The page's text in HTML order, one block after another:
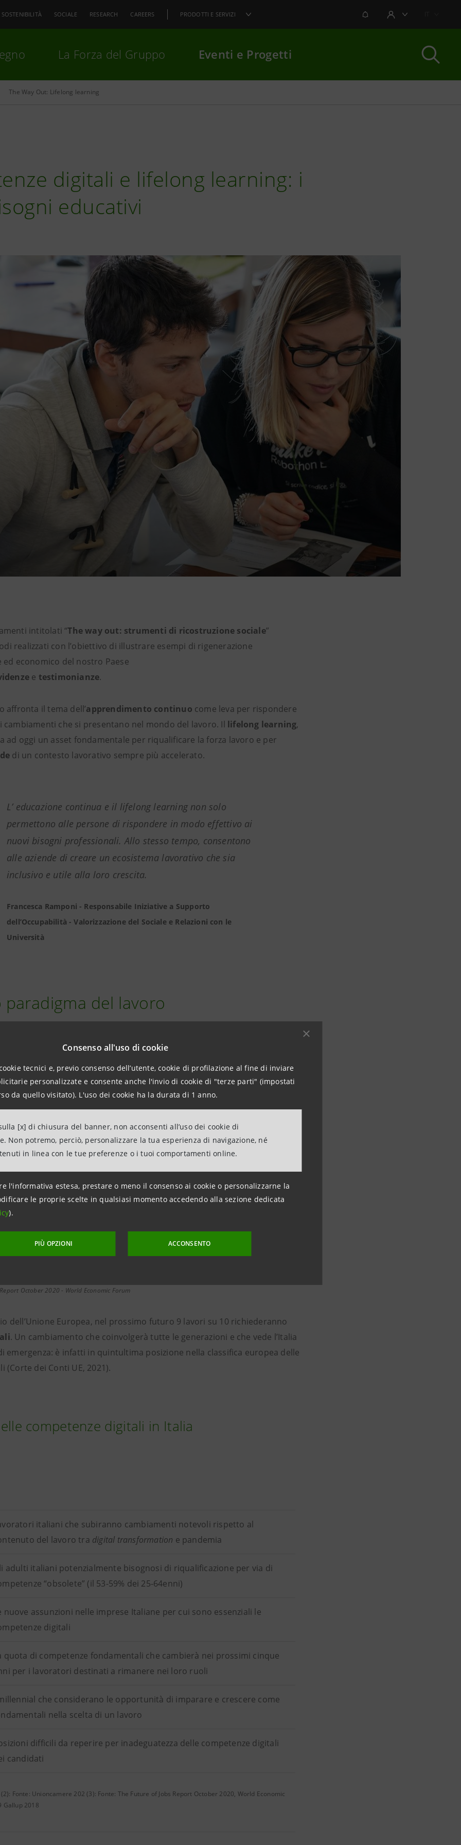
Consenso all'uso di cookie
tecnici e, previo consenso dell’utente, cookie di profilazione al fine di inviare
personalizzate e consente anche l'invio di cookie di "terze parti" (impostati
da quello visitato). L'uso dei cookie ha la durata di 1 anno.
[x] di chiusura del banner, non acconsenti all’uso dei cookie di
Non potremo, perciò, personalizzare la tua esperienza di navigazione, né
in linea con le tue preferenze o i tuoi comportamenti online.
l'informativa estesa, prestare o meno il consenso ai cookie o personalizzarne la
le proprie scelte in qualsiasi momento accedendo alla sezione dedicata
).
PIÙ OPZIONI ACCONSENTO
SOSTENIBILITÀ SOCIALE RESEARCH CAREERS PRODOTTI E SERVIZI NOTIFICHEAREA UTENTE
La Forza del Gruppo Eventi e Progetti
The Way Out: Lifelong learning
digitali e lifelong learning: i
educativi
intitolati “The way out: strumenti di ricostruzione sociale”
realizzati con l’obiettivo di illustrare esempi di rigenerazione
ed economico del nostro Paese
e testimonianze.
affronta il tema dell’apprendimento continuo come leva per rispondere
cambiamenti che si presentano nel mondo del lavoro. Il lifelong learning,
ad oggi un asset fondamentale per riqualificare la forza lavoro e per
di un contesto lavorativo sempre più accelerato.
L’ educazione continua e il lifelong learning non solo
permettono alle persone di rispondere in modo effettivo ai
nuovi bisogni professionali. Allo stesso tempo, consentono
alle aziende di creare un ecosistema lavorativo che sia
inclusivo e utile alla loro crescita.
Francesca Ramponi - Responsabile Iniziative a Supporto
dell’Occupabilità - Valorizzazione del Sociale e Relazioni con le
Università
paradigma del lavoro
oggi vede l’insorgere di vite professionali sempre più lunghe,
trasformazione digitale
gioca un ruolo fondamentale: da una parte,
di alcune professioni, dall’altra, creandonuove opportunità
l’aggiornamento continuo per stare al passo con la richiesta di
il 2025
+97 Milioni
di professioni emergenti entro il 2025
October 2020 - World Economic Forum
dell’Unione Europea, nel prossimo futuro 9 lavori su 10 richiederanno
. Un cambiamento che coinvolgerà tutte le generazioni e che vede l’Italia
emergenza: è infatti in quintultima posizione nella classifica europea delle
(Corte dei Conti UE, 2021).
competenze digitali in Italia
italiani che subiranno cambiamenti notevoli rispetto al
del lavoro tra digital transformation e pandemia
adulti italiani potenzialmente bisognosi di riqualificazione per via di
“obsolete” (il 53-59% dei 25-64enni)
nuove assunzioni nelle imprese Italiane per cui sono essenziali le
digitali
quota di competenze fondamentali che cambierà nei prossimi cinque
per i lavoratori destinati a rimanere nei loro ruoli
che considerano le opportunità di imparare e crescere come
nella scelta di un lavoro
difficili da reperire per inadeguatezza delle competenze digitali
candidati
Fonte: Unioncamere 202 (3): Fonte: The Future of Jobs Report October 2020, World Economic
Gallup 2018